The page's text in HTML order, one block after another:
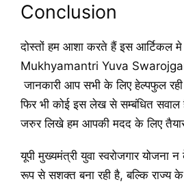
Conclusion
दोस्तों हम आशा करते हैं इस आर्टिकल मे
Mukhyamantri Yuva
जानकारी आप सभी के लिए हेल्पफुल
फिर भी कोई इस लेख से सम्बंधित
जरुर लिखे हम आपकी मदद के लिए
यूपी मुख्यमंत्री युवा स्वरोजगार
रूप से सशक्त बना रही है, बल्कि राज्य के